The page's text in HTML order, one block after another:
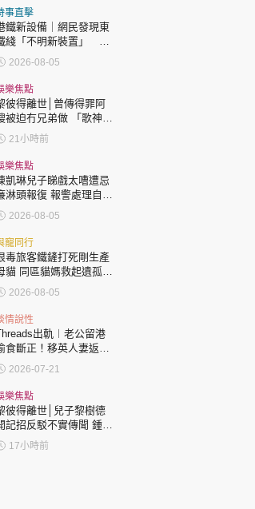
謝賢
事直擊
鐵新設備｜網民發現東
綫「不明新裝置」 港
解畫新設備用途
2026-08-05
樂焦點
彼得離世│曾傳得罪阿
被迫冇兄弟做 「歌神」
冠傑親筆撰寫悼念忘友
21小時前
樂焦點
凱琳兒子睇戲太嘈遭忌
淋頭報復 報警處理自責
子不力 歐錦棠陳倩揚齊
態「媽媽有責任」
2026-08-05
寵同行
毒旅客鐵鏟打死剛生產
貓 同區貓媽救起遺孤貓
接手哺育
2026-08-05
情說性
出軌︱老公留港
食斷正！移英人妻返港
仇：要睇住個小三崩
！
2026-07-21
樂焦點
彼得離世│兒子黎樹德
記招反駁不實傳聞 鍾志
代好友澄清：冇經濟問
17小時前